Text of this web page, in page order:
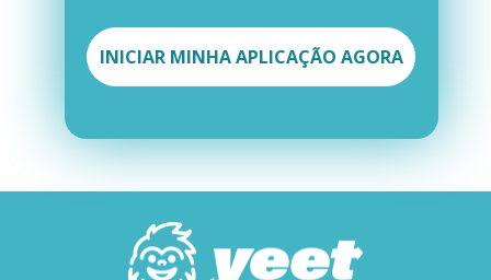
INICIAR MINHA APLICAÇÃO AGORA